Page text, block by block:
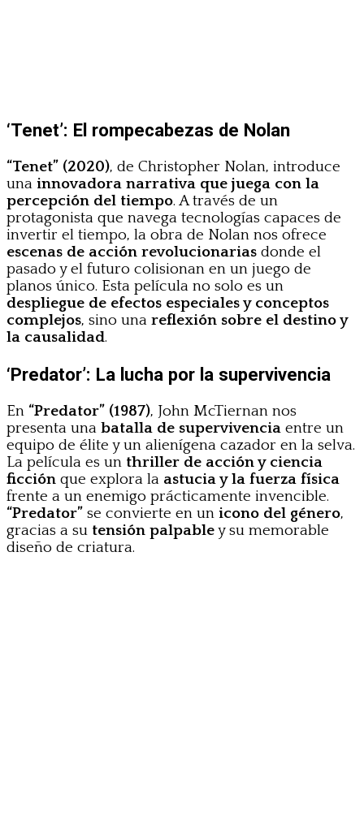
‘Tenet’: El rompecabezas de Nolan
“Tenet” (2020), de Christopher Nolan, introduce
una innovadora narrativa que juega con la
percepción del tiempo. A través de un
protagonista que navega tecnologías capaces de
invertir el tiempo, la obra de Nolan nos ofrece
escenas de acción revolucionarias donde el
pasado y el futuro colisionan en un juego de
planos único. Esta película no solo es un
despliegue de efectos especiales y conceptos
complejos, sino una reflexión sobre el destino y
la causalidad.
‘Predator’: La lucha por la supervivencia
En “Predator” (1987), John McTiernan nos
presenta una batalla de supervivencia entre un
equipo de élite y un alienígena cazador en la selva.
La película es un thriller de acción y ciencia
ficción que explora la astucia y la fuerza física
frente a un enemigo prácticamente invencible.
“Predator” se convierte en un icono del género,
gracias a su tensión palpabley su memorable
diseño de criatura.